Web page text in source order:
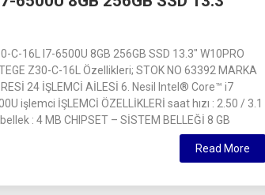
C-16L I7-6500U 8GB 256GB SSD 13.3″ W10PRO
Z30-C-16L Özellikleri; STOK NO 63392 MARKA
24 İŞLEMCİ AİLESİ 6. Nesil Intel® Core™ i7
işlemci İŞLEMCİ ÖZELLİKLERİ saat hızı : 2.50 / 3.1
: 4 MB CHIPSET – SİSTEM BELLEĞİ 8 GB
Read More